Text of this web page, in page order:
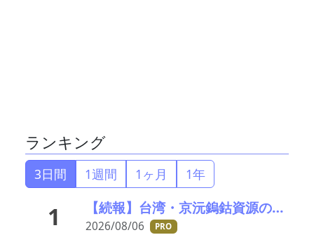
ランキング
3日間 1週間 1ヶ月 1年
1 【続報】台湾・京沅鎢鈷資源の黄会長殺害事件、元従業員を逮捕か／8月8・9日に葬儀執行へ
2026/08/06 PRO